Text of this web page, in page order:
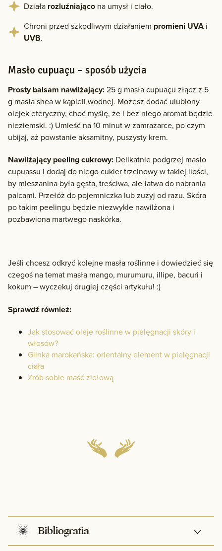
Działa rozluźniająco na umysł i ciało.
Chroni przed szkodliwym działaniem promieni UVA i
UVB.
Masło cupuaçu – sposób użycia
Prosty balsam nawilżający:25 g masła cupuaçu złącz z 5
g masła shea w kąpieli wodnej. Możesz dodać ulubiony
olejek eteryczny, choć myślę, że i bez niego aromat będzie
nieziemski. :) Umieść na 10 minut w zamrażarce, po czym
ubijaj, aż powstanie aksamitny, puszysty krem.
Nawilżający peeling cukrowy: Delikatnie podgrzej masło
cupuassu i dodaj do niego cukier trzcinowy w takiej ilości,
by mieszanina była gęsta, treściwa, ale łatwa do nabrania
palcami. Przełóż do pojemniczka lub zużyj od razu. Skóra
po takim peelingu będzie niezwykle nawilżona i
pozbawiona martwego naskórka.
Jeśli chcesz odkryć kolejne masła roślinne i dowiedzieć się
czegoś na temat masła mango, murumuru, illipe, bacuri i
kokum – wyczekuj drugiej części artykułu! :)
Sprawdź również:
Jak stosować oleje roślinne w pielęgnacji skóry i
włosów?
Glinka marokańska: orientalny element w pielęgnacji
ciała
Zrób sobie maść ziołową
Bibliografia